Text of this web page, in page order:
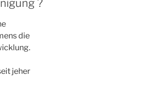
?
die
jeher